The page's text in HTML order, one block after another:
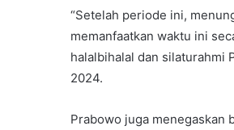
“Setelah periode ini,
memanfaatkan waktu ini
halalbihalal dan silaturahmi
2024.
Prabowo juga menegaskan